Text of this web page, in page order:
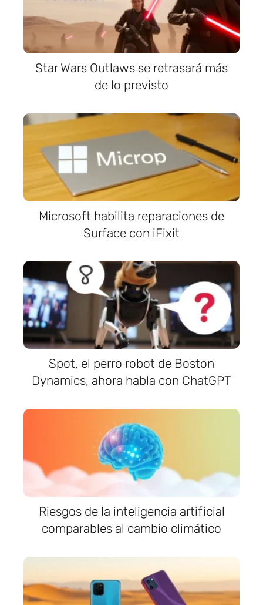
Star Wars Outlaws se retrasará más
de lo previsto
Microsoft habilita reparaciones de
Surface con iFixit
Spot, el perro robot de Boston
Dynamics, ahora habla con ChatGPT
Riesgos de la inteligencia artificial
comparables al cambio climático